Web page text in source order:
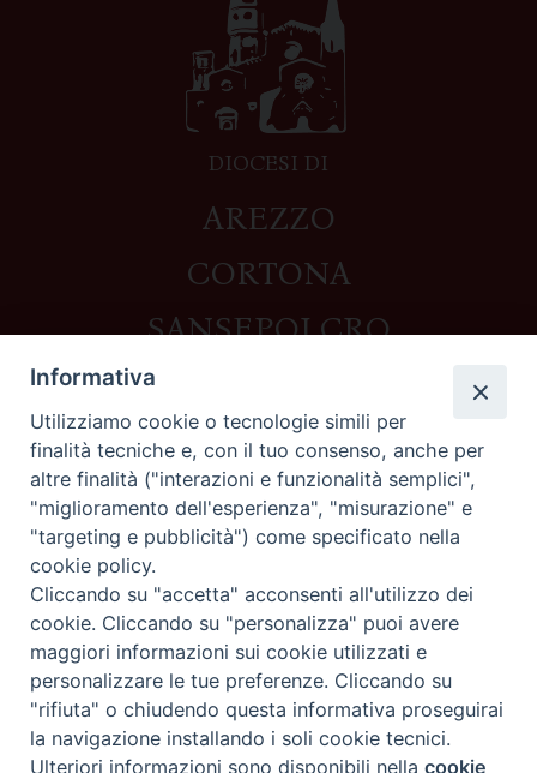
DIOCESI DI
AREZZO
CORTONA
SANSEPOLCRO
Contatti
Piazza del Duomo,1 - 52100 Arezzo
segreteria@diocesi.arezzo.it
Informativa privacy
Seguici su
Preferenze Cookie
Informativa
Utilizziamo cookie o tecnologie simili per
finalità tecniche e, con il tuo consenso, anche per
altre finalità ("interazioni e funzionalità semplici",
"miglioramento dell'esperienza", "misurazione" e
"targeting e pubblicità") come specificato nella
cookie policy.
Cliccando su "accetta" acconsenti all'utilizzo dei
cookie. Cliccando su "personalizza" puoi avere
maggiori informazioni sui cookie utilizzati e
personalizzare le tue preferenze. Cliccando su
"rifiuta" o chiudendo questa informativa proseguirai
la navigazione installando i soli cookie tecnici.
Ulteriori informazioni sono disponibili nellacookie